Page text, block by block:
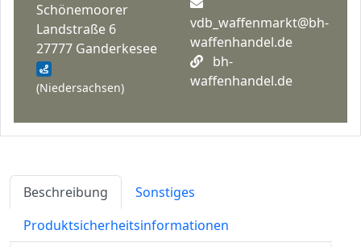
Schönemoorer
Landstraße 6
27777 Ganderkesee
(Niedersachsen)
vdb_waffenmarkt@bh-
waffenhandel.de
bh-
waffenhandel.de
Beschreibung
Sonstiges
Produktsicherheitsinformationen